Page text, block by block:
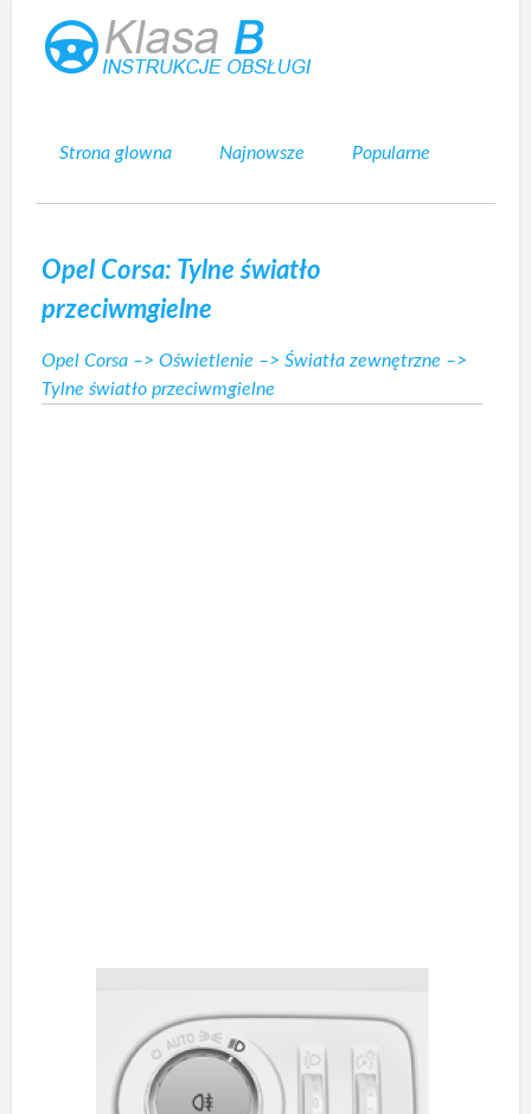
Strona glowna Najnowsze Popularne
Opel Corsa: Tylne światło
przeciwmgielne
Opel Corsa –> Oświetlenie –> Światła zewnętrzne –>
Tylne światło przeciwmgielne